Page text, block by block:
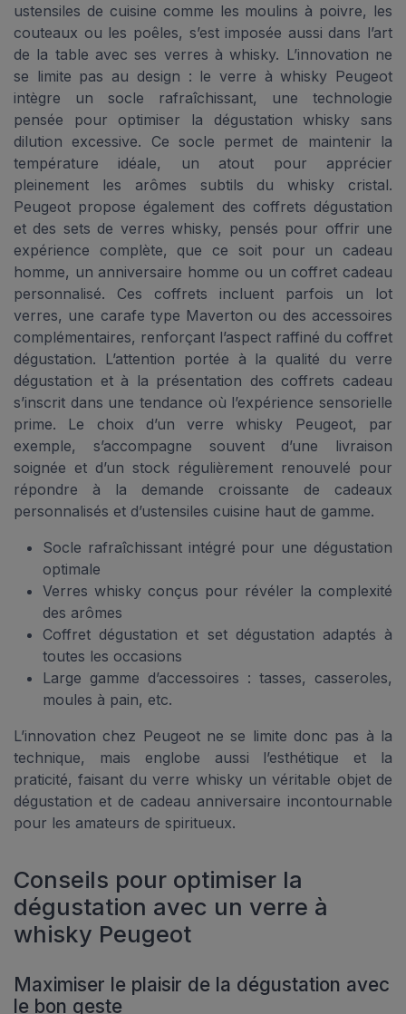
ustensiles de cuisine comme les moulins à poivre, les
couteaux ou les poêles, s’est imposée aussi dans l’art
de la table avec ses verres à whisky. L’innovation ne
se limite pas au design : le verre à whisky Peugeot
intègre un socle rafraîchissant, une technologie
pensée pour optimiser la dégustation whisky sans
dilution excessive. Ce socle permet de maintenir la
température idéale, un atout pour apprécier
pleinement les arômes subtils du whisky cristal.
Peugeot propose également des coffrets dégustation
et des sets de verres whisky, pensés pour offrir une
expérience complète, que ce soit pour un cadeau
homme, un anniversaire homme ou un coffret cadeau
personnalisé. Ces coffrets incluent parfois un lot
verres, une carafe type Maverton ou des accessoires
complémentaires, renforçant l’aspect raffiné du coffret
dégustation. L’attention portée à la qualité du verre
dégustation et à la présentation des coffrets cadeau
s’inscrit dans une tendance où l’expérience sensorielle
prime. Le choix d’un verre whisky Peugeot, par
exemple, s’accompagne souvent d’une livraison
soignée et d’un stock régulièrement renouvelé pour
répondre à la demande croissante de cadeaux
personnalisés et d’ustensiles cuisine haut de gamme.
Socle rafraîchissant intégré pour une dégustation
optimale
Verres whisky conçus pour révéler la complexité
des arômes
Coffret dégustation et set dégustation adaptés à
toutes les occasions
Large gamme d’accessoires : tasses, casseroles,
moules à pain, etc.
L’innovation chez Peugeot ne se limite donc pas à la
technique, mais englobe aussi l’esthétique et la
praticité, faisant du verre whisky un véritable objet de
dégustation et de cadeau anniversaire incontournable
pour les amateurs de spiritueux.
Conseils pour optimiser la
dégustation avec un verre à
whisky Peugeot
Maximiser le plaisir de la dégustation avec
le bon geste